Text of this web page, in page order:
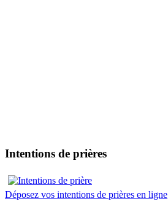
Intentions de prières
Déposez vos intentions de prières en ligne